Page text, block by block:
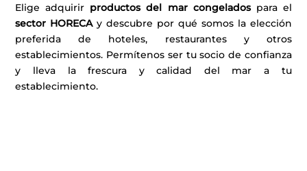
Elige adquirir productos del mar congeladospara el
sector HORECAy descubre por qué somos la elección
preferida de hoteles, restaurantes y otros
establecimientos. Permítenos ser tu socio de confianza
y lleva la frescura y calidad del mar a tu
establecimiento.